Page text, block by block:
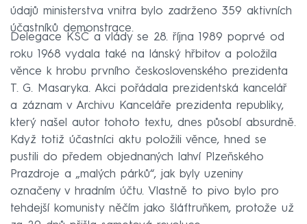
údajů ministerstva vnitra bylo zadrženo 359 aktivních
účastníků demonstrace.
Delegace KSČ a vlády se 28. října 1989 poprvé od
roku 1968 vydala také na lánský hřbitov a položila
věnce k hrobu prvního československého prezidenta
T. G. Masaryka. Akci pořádala prezidentská kancelář
a záznam v Archivu Kanceláře prezidenta republiky,
který našel autor tohoto textu, dnes působí absurdně.
Když totiž účastníci aktu položili věnce, hned se
pustili do předem objednaných lahví Plzeňského
Prazdroje a „malých párků“, jak byly uzeniny
označeny v hradním účtu. Vlastně to pivo bylo pro
tehdejší komunisty něčím jako šláftruňkem, protože už